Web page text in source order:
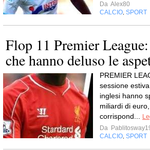
Da Alex80
CALCIO SPORT
Flop 11 Premier
che hanno deluso le
PREMIER
sessione
inglesi hanno
miliardi di
corrispond...
Da
CALCIO SPORT